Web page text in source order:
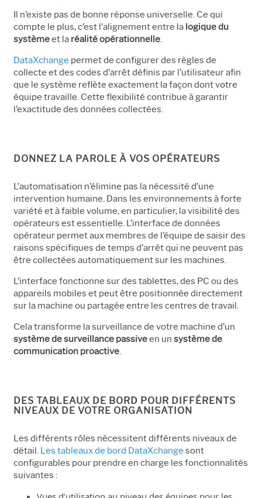
Il n’existe pas de bonne réponse universelle. Ce qui
compte le plus, c’est l’alignement entre la logique du
systèmeet la réalité opérationnelle.
DataXchange permetde configurer des règles de
collecte et des codes d’arrêt définis par l’utilisateur afin
que le système reflète exactement la façon dont votre
équipe travaille. Cette flexibilité contribue à garantir
l’exactitude des données collectées.
DONNEZ LA PAROLE À VOS OPÉRATEURS
L’automatisation n’élimine pas la nécessité d’une
intervention humaine. Dans les environnements à forte
variété et à faible volume, en particulier, la visibilité des
opérateurs est essentielle. L’interface de données
opérateur permet aux membres de l’équipe de saisir des
raisons spécifiques de temps d’arrêt qui ne peuvent pas
être collectées automatiquement sur les machines.
L’interface fonctionne sur des tablettes, des PC ou des
appareils mobiles et peut être positionnée directement
sur la machine ou partagée entre les centres de travail.
Cela transforme la surveillance de votre machine d’un
système de surveillance passiveen un système de
communication proactive.
DES TABLEAUX DE BORD POUR DIFFÉRENTS
NIVEAUX DE VOTRE ORGANISATION
Les différents rôles nécessitent différents niveaux de
détail. Les tableaux de bord DataXchange sont
configurables pour prendre en charge les fonctionnalités
suivantes :